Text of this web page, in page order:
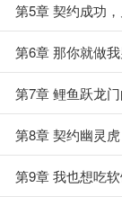
第5章 契约成功
第6章 那你就做我
第7章 鲤鱼跃龙
第8章 契约幽灵
第9章 我也想吃